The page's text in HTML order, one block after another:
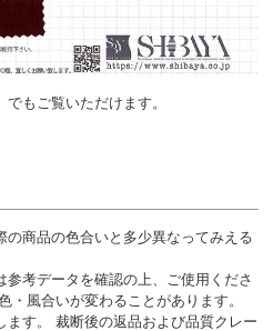
でもご覧いただけます。
の商品の色合いと多少異なってみえる
考データを確認の上、ご使用くださ
・風合いが変わることがあります。
ます。 裁断後の返品および品質クレー